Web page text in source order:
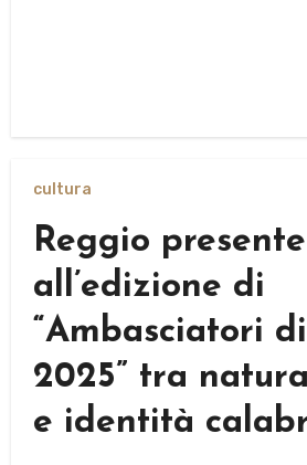
cultura
Reggio presente
all’edizione di
“Ambasciatori
2025” tra
e identità